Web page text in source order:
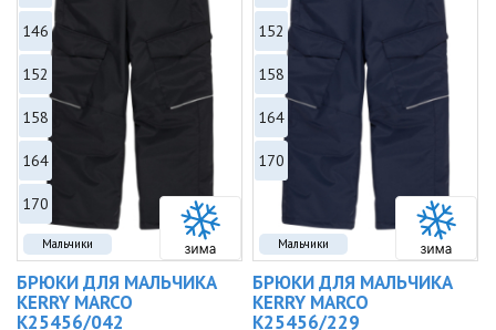
Мальчики
146
152
158
164
170
БРЮКИ ДЛЯ МАЛЬЧИКА
KERRY MARCO
K25456/042
Мальчики
152
158
164
170
БРЮКИ ДЛЯ МАЛЬЧИКА
KERRY MARCO
K25456/229